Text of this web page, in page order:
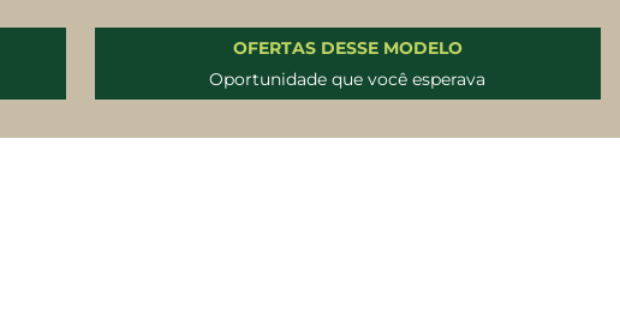
OFERTAS DESSE MODELO
Oportunidade que você esperava